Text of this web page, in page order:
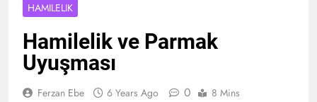
HAMILELIK
Hamilelik ve Parmak
Uyuşması
Ferzan Ebe 6 Years Ago 0 8 Mins